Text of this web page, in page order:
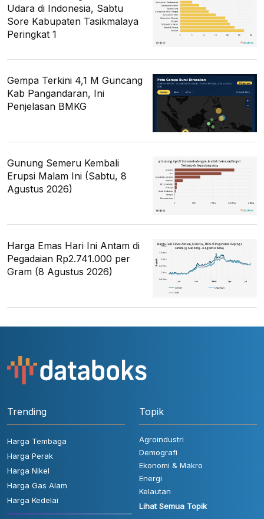
Udara di Indonesia, Sabtu
Sore Kabupaten Tasikmalaya
Peringkat 1
Gempa Terkini 4,1 M Guncang
Kab Pangandaran, Ini
Penjelasan BMKG
Gunung Semeru Kembali
Erupsi Malam Ini (Sabtu, 8
Agustus 2026)
Harga Emas Hari Ini Antam di
Pegadaian Rp2.741.000 per
Gram (8 Agustus 2026)
Trending
Harga Tembaga
Harga Perak
Harga Nikel
Harga Gas Alam
Harga Kedelai
Topik
Agroindustri
Demografi
Ekonomi & Makro
Energi
Kelautan
Lihat Semua Topik